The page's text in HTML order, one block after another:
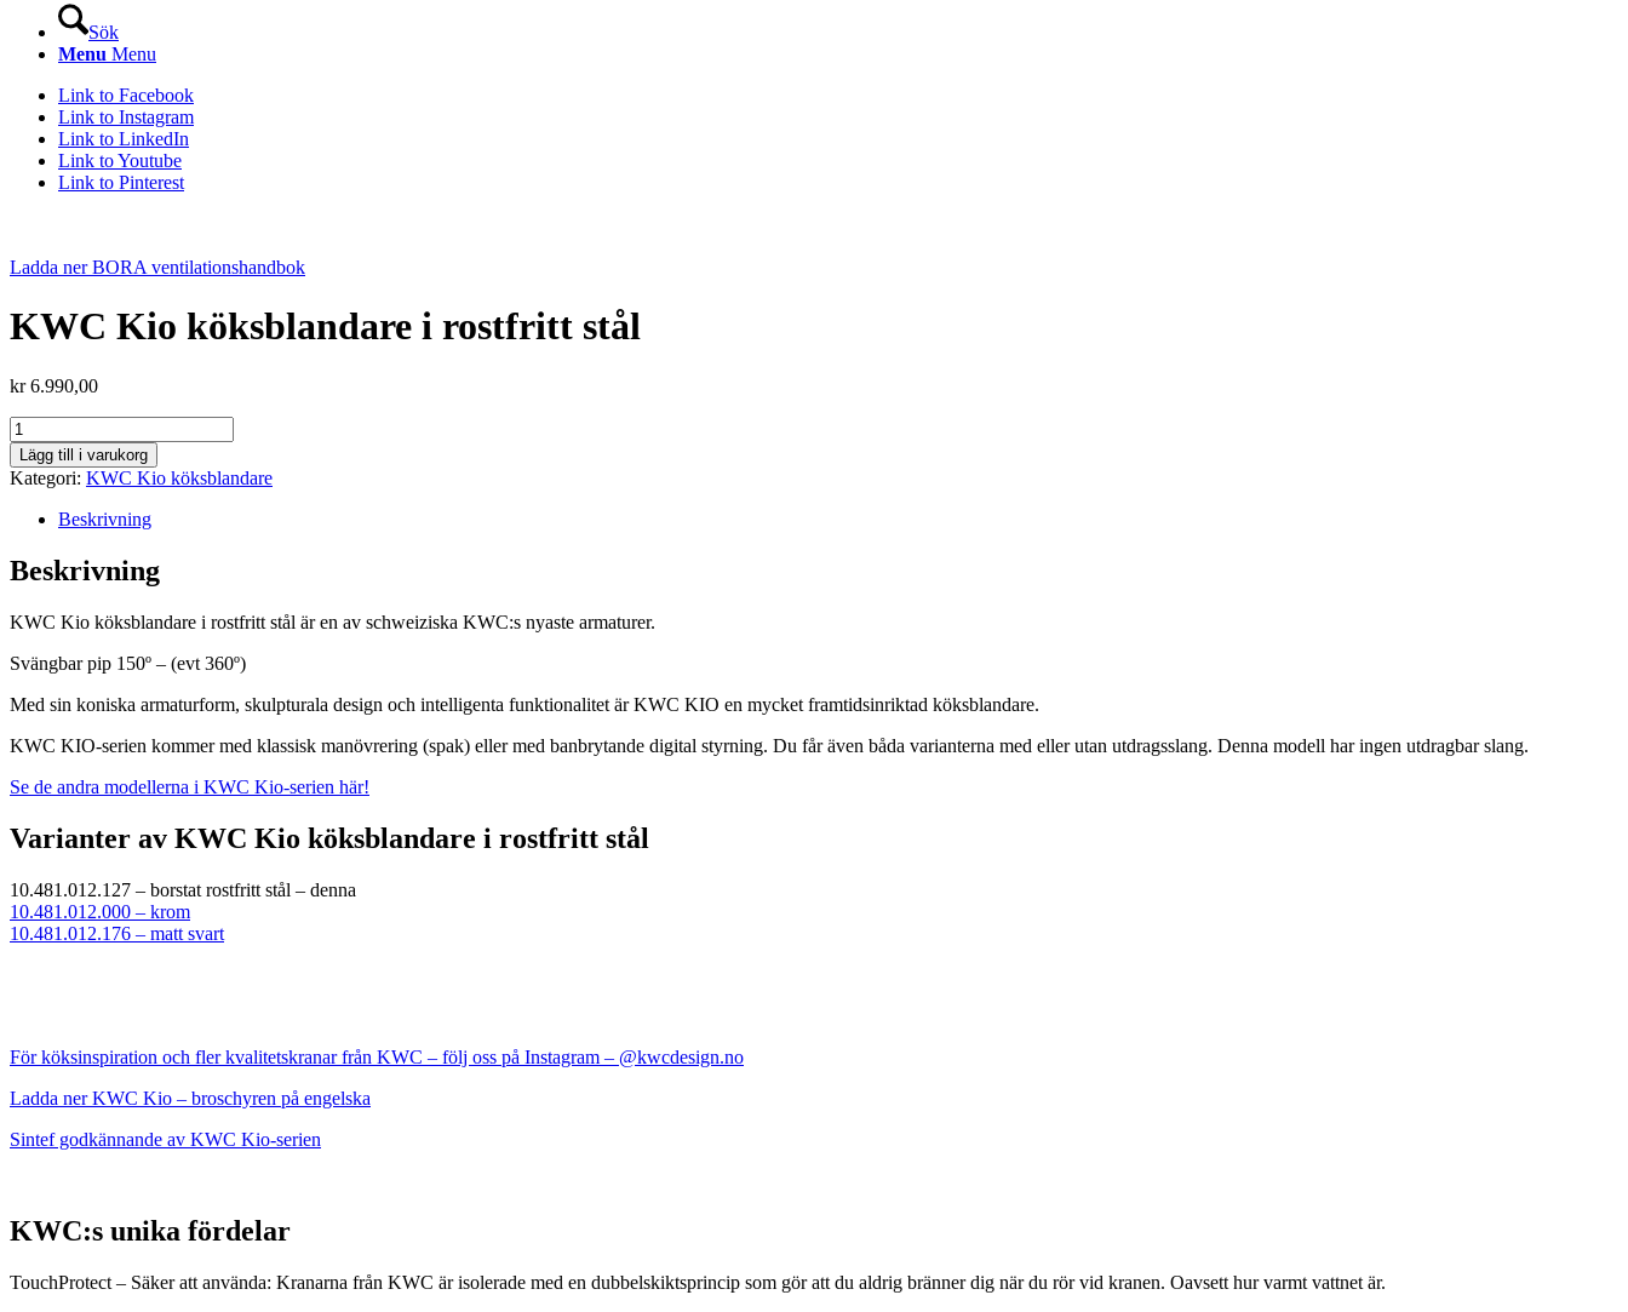
Sök
Menu Menu
Link to Facebook
Link to Instagram
Link to LinkedIn
Link to Youtube
Link to Pinterest
Ladda ner BORA ventilationshandbok
KWC Kio köksblandare i rostfritt stål
kr6.990,00
KWC
Kio
köksblandare
i
rostfritt
mängd
Lägg till i varukorg
Kategori: KWC Kio köksblandare
Beskrivning
Beskrivning
KWC Kio köksblandare i rostfritt stål är en av schweiziska KWC:s nyaste armaturer.
Svängbar pip 150º – (evt 360º)
Med sin koniska armaturform, skulpturala design och intelligenta funktionalitet är KWC KIO en mycket framtidsinriktad köksblandare.
KWC KIO-serien kommer med klassisk manövrering (spak) eller med banbrytande digital styrning. Du får även båda varianterna med eller utan utdragsslang. Denna modell har ingen utdragbar slang.
Se de andra modellerna i KWC Kio-serien här!
Varianter av KWC Kio köksblandare i rostfritt stål
10.481.012.127 – borstat rostfritt stål – denna
10.481.012.000 – krom
10.481.012.176 – matt svart
För köksinspiration och fler kvalitetskranar från KWC – följ oss på Instagram – @kwcdesign.no
Ladda ner KWC Kio – broschyren på engelska
Sintef godkännande av KWC Kio-serien
KWC:s unika fördelar
TouchProtect – Säker att använda: Kranarna från KWC är isolerade med en dubbelskiktsprincip som gör att du aldrig bränner dig när du rör vid kranen. Oavsett hur varmt vattnet är.